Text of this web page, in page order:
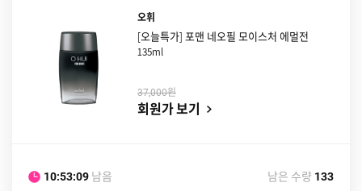
오휘
[오늘특가] 포맨 네오필 모이스처 에멀전
135ml
37,000원
회원가 보기
10:53:08 남음 남은 수량 133